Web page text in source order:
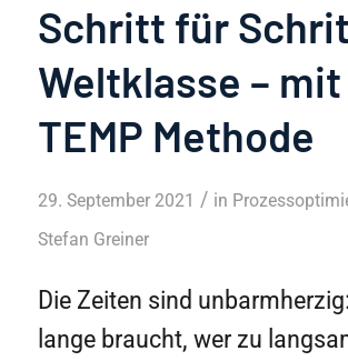
Schritt für
Weltklasse –
TEMP Methode
29. September 2021 / in
Stefan Greiner
Die Zeiten sind
lange braucht, wer zu